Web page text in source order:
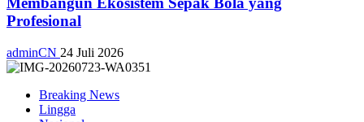
Profesional
adminCN 24 Juli 2026
Breaking News
Lingga